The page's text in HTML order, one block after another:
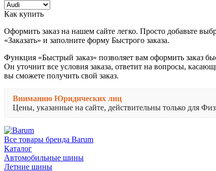
Как купить
Оформить заказ на нашем сайте легко. Просто добавьте
«Заказать» и заполните форму Быстрого заказа.
Функция «Быстрый заказ» позволяет вам оформить заказ
Он уточнит все условия заказа, ответит на вопросы,
вы сможете получить свой заказ.
Вниманию Юридических лиц
Цены, указанные на сайте, действительны только для
Все товары бренда Barum
Каталог
Автомобильные шины
Летние шины